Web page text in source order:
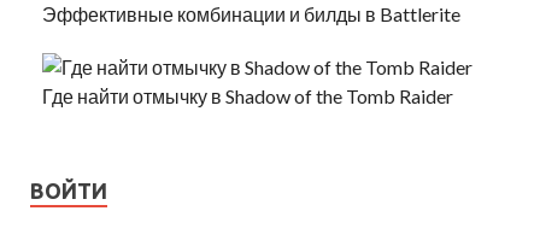
Эффективные комбинации и билды в Battlerite
Где найти отмычку в Shadow of the Tomb Raider
ВОЙТИ